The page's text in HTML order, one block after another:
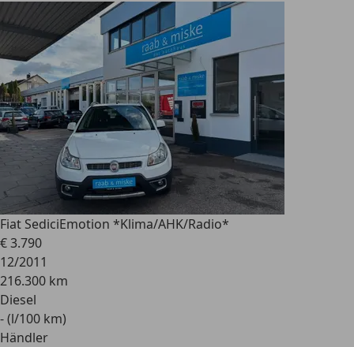
Fiat SediciEmotion *Klima/AHK/Radio*
€ 3.790
12/2011
216.300 km
Diesel
- (l/100 km)
Händler